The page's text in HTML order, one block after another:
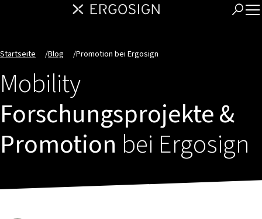
Startseite /Blog /Promotion bei Ergosign
Mobility
Forschungsprojekte &
Promotion bei Ergosign